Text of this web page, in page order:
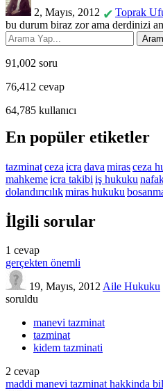
2, Mayıs, 2012 ✔ Toprak
bu durum biraz zor ama derdinizi
91,002 soru
76,412 cevap
64,785 kullanıcı
En popüler etiketler
tazminatceza icra dava mirasceza
mahkemeicra takibi iş hukuku
dolandırıcılıkmiras hukuku
İlgili sorular
1 cevap
gerçekten önemli
19, Mayıs, 2012Aile Hukuku
soruldu
manevi tazminat
tazminat
kidem tazminati
2 cevap
maddi manevi tazminat hakkinda